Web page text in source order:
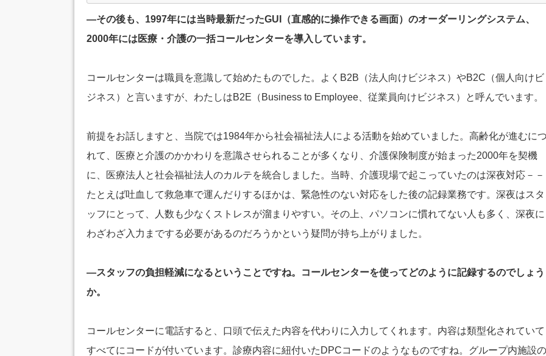
―その後も、1997年には当時最新だったGUI（直感的に操作できる画面）のオーダーリングシステム、
2000年には医療・介護の一括コールセンターを導入しています。
コールセンターは職員を意識して始めたものでした。よくB2B（法人向けビジネス）やB2C（個人向けビ
ジネス）と言いますが、わたしはB2E（Business to Employee、従業員向けビジネス）と呼んでいます。
前提をお話しますと、当院では1984年から社会福祉法人による活動を始めていました。高齢化が進むに
れて、医療と介護のかかわりを意識させられることが多くなり、介護保険制度が始まった2000年を契機
に、医療法人と社会福祉法人のカルテを統合しました。当時、介護現場で起こっていたのは深夜対応－－
たとえば吐血して救急車で運んだりするほかは、緊急性のない対応をした後の記録業務です。深夜はスタ
ッフにとって、人数も少なくストレスが溜まりやすい。その上、パソコンに慣れてない人も多く、深夜に
わざわざ入力までする必要があるのだろうかという疑問が持ち上がりました。
―スタッフの負担軽減になるということですね。コールセンターを使ってどのように記録するのでしょう
か。
コールセンターに電話すると、口頭で伝えた内容を代わりに入力してくれます。内容は類型化されていて
すべてにコードが付いています。診療内容に紐付いたDPCコードのようなものですね。グループ内施設の